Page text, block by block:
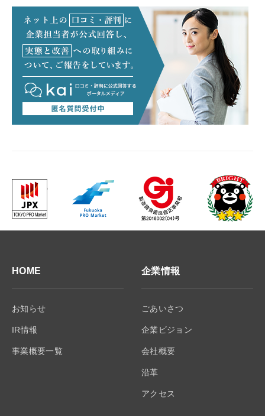
個人情報の開示等のご請求及びお問合せについて
ご提出いただいた個人情報の開示・訂正・利用停止等
のご請求や、その他のお問合せに関しましては、下記
の「個人情報相談窓口」までご連絡下さい。
株式会社テクノクリエイティブ 個人情報相談窓口
電話：096-386-2360
HOME
お知らせ
IR情報
事業概要一覧
企業情報
ごあいさつ
企業ビジョン
会社概要
沿革
アクセス